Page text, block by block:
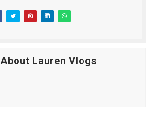
About Lauren Vlogs